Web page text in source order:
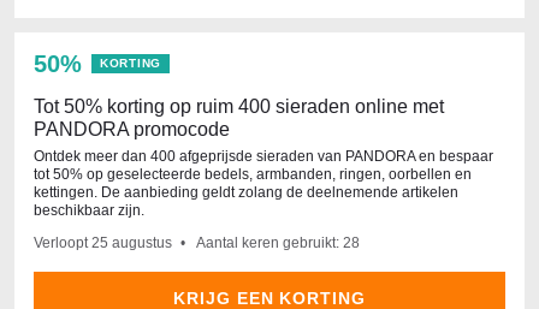
50% KORTING
Tot 50% korting op ruim 400 sieraden online met
PANDORA promocode
Ontdek meer dan 400 afgeprijsde sieraden van PANDORA en bespaar
tot 50% op geselecteerde bedels, armbanden, ringen, oorbellen en
kettingen. De aanbieding geldt zolang de deelnemende artikelen
beschikbaar zijn.
Verloopt25 augustus Aantal keren gebruikt: 28
KRIJG EEN KORTING